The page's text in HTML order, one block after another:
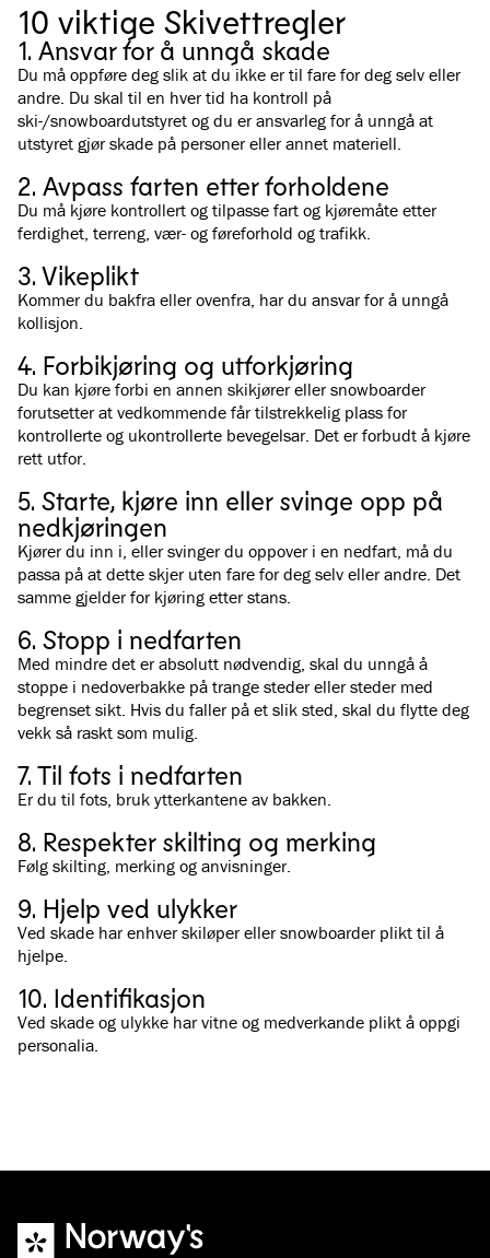
10 viktige Skivettregler
1. Ansvar for å unngå skade
Du må oppføre deg slik at du ikke er til fare for deg selv eller
andre. Du skal til en hver tid ha kontroll på
ski-/snowboardutstyret og du er ansvarleg for å unngå at
utstyret gjør skade på personer eller annet materiell.
2. Avpass farten etter forholdene
Du må kjøre kontrollert og tilpasse fart og kjøremåte etter
ferdighet, terreng, vær- og føreforhold og trafikk.
3. Vikeplikt
Kommer du bakfra eller ovenfra, har du ansvar for å unngå
kollisjon.
4. Forbikjøring og utforkjøring
Du kan kjøre forbi en annen skikjører eller snowboarder
forutsetter at vedkommende får tilstrekkelig plass for
kontrollerte og ukontrollerte bevegelsar. Det er forbudt å kjøre
rett utfor.
5. Starte, kjøre inn eller svinge opp på
nedkjøringen
Kjører du inn i, eller svinger du oppover i en nedfart, må du
passa på at dette skjer uten fare for deg selv eller andre. Det
samme gjelder for kjøring etter stans.
6. Stopp i nedfarten
Med mindre det er absolutt nødvendig, skal du unngå å
stoppe i nedoverbakke på trange steder eller steder med
begrenset sikt. Hvis du faller på et slik sted, skal du flytte deg
vekk så raskt som mulig.
7. Til fots i nedfarten
Er du til fots, bruk ytterkantene av bakken.
8. Respekter skilting og merking
Følg skilting, merking og anvisninger.
9. Hjelp ved ulykker
Ved skade har enhver skiløper eller snowboarder plikt til å
hjelpe.
10. Identifikasjon
Ved skade og ulykke har vitne og medverkande plikt å oppgi
personalia.